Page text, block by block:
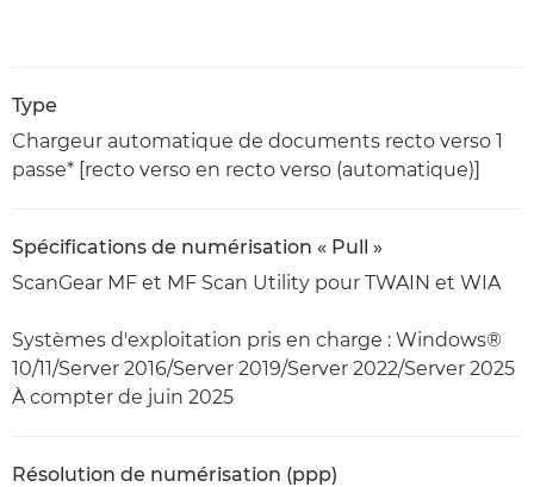
Type
Chargeur automatique de documents recto verso 1
passe* [recto verso en recto verso (automatique)]
Spécifications de numérisation « Pull »
ScanGear MF et MF Scan Utility pour TWAIN et WIA
Systèmes d'exploitation pris en charge : Windows®
10/11/Server 2016/Server 2019/Server 2022/Server 2025
À compter de juin 2025
Résolution de numérisation (ppp)